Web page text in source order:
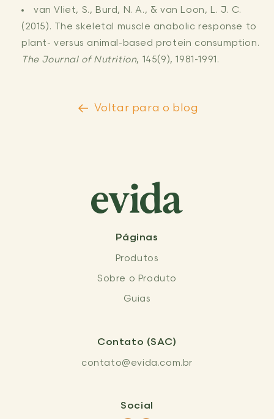
van Vliet, S., Burd, N. A., & van Loon, L. J. C.
(2015). The skeletal muscle anabolic response to
plant- versus animal-based protein consumption.
The Journal of Nutrition, 145(9), 1981-1991.
Voltar para o blog
Páginas
Produtos
Sobre o Produto
Guias
Contato (SAC)
contato@evida.com.br
Social